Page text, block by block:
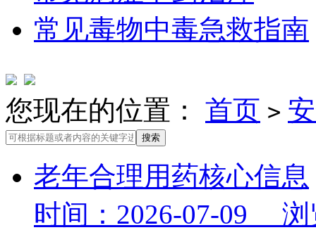
常见毒物中毒急救指南
您现在的位置： 首页 >
老年合理用药核心信息
时间：2026-07-09 浏